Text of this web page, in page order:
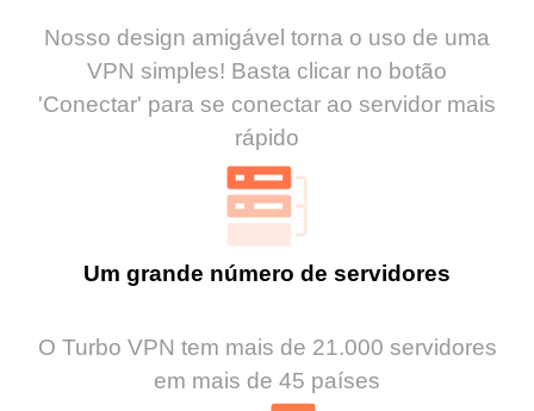
Nosso design amigável torna o uso de uma
VPN simples! Basta clicar no botão
'Conectar' para se conectar ao servidor mais
rápido
Um grande número de servidores
O Turbo VPN tem mais de 21.000 servidores
em mais de 45 países